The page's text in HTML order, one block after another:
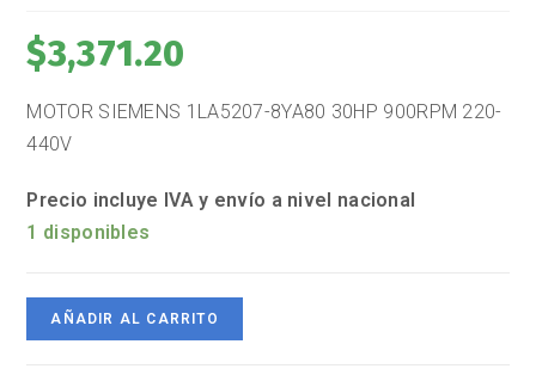
$3,371.20
MOTOR SIEMENS 1LA5207-8YA80 30HP 900RPM 220-
440V
Precio incluye IVA y envío a nivel nacional
1 disponibles
AÑADIR AL CARRITO